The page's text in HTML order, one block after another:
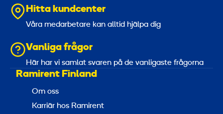
Hitta kundcenter
Våra medarbetare kan alltid hjälpa dig
Vanliga frågor
Här har vi samlat svaren på de vanligaste frågorna
Ramirent Finland
Om oss
Karriär hos Ramirent